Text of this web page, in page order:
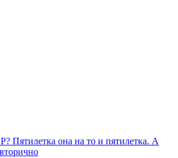
Пятилетка она на то и пятилетка. А